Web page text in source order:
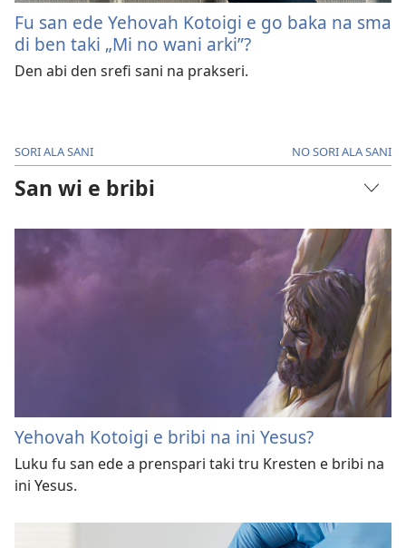
Fu san ede Yehovah Kotoigi e go baka na sma
di ben taki „Mi no wani arki”?
Den abi den srefi sani na prakseri.
SORI ALA SANI NO SORI ALA SANI
San wi e bribi
Yehovah Kotoigi e bribi na ini Yesus?
Luku fu san ede a prenspari taki tru Kresten e bribi na
ini Yesus.